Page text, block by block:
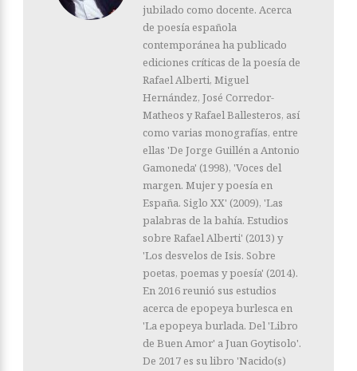
jubilado como docente. Acerca
de poesía española
contemporánea ha publicado
ediciones críticas de la poesía de
Rafael Alberti, Miguel
Hernández, José Corredor-
Matheos y Rafael Ballesteros, así
como varias monografías, entre
ellas 'De Jorge Guillén a Antonio
Gamoneda' (1998), 'Voces del
margen. Mujer y poesía en
España. Siglo XX' (2009), 'Las
palabras de la bahía. Estudios
sobre Rafael Alberti' (2013) y
'Los desvelos de Isis. Sobre
poetas, poemas y poesía' (2014).
En 2016 reunió sus estudios
acerca de epopeya burlesca en
'La epopeya burlada. Del 'Libro
de Buen Amor' a Juan Goytisolo'.
De 2017 es su libro 'Nacido(s)